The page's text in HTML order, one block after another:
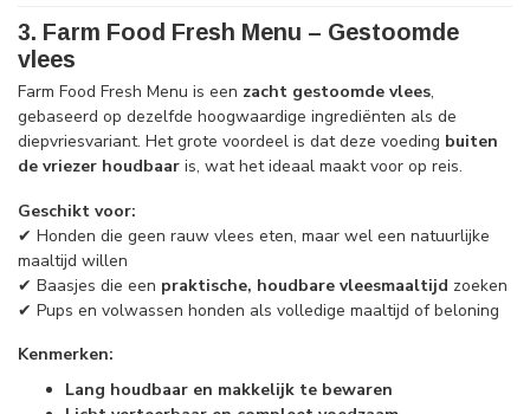
3. Farm Food Fresh Menu – Gestoomde
vlees
Farm Food Fresh Menu is een zacht gestoomde vlees,
gebaseerd op dezelfde hoogwaardige ingrediënten als de
diepvriesvariant. Het grote voordeel is dat deze voeding buiten
de vriezer houdbaar is, wat het ideaal maakt voor op reis.
Geschikt voor:
✔ Honden die geen rauw vlees eten, maar wel een natuurlijke
maaltijd willen
✔ Baasjes die een praktische, houdbare vleesmaaltijd zoeken
✔ Pups en volwassen honden als volledige maaltijd of beloning
Kenmerken:
Lang houdbaar en makkelijk te bewaren